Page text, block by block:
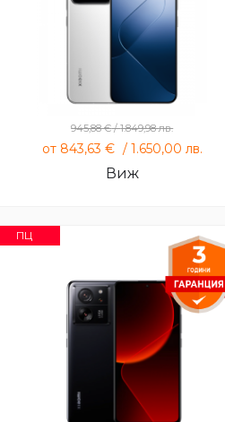
945,88€/1.849,98лв.
от 843,63 € / 1.650,00 лв.
Виж
ПЦ
Xiaomi 13T